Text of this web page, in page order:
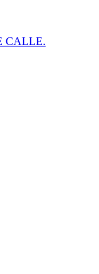
CALLE.